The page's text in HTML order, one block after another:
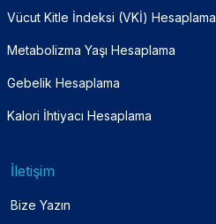
Vücut Kitle İndeksi (VKİ) Hesaplama
Metabolizma Yaşı Hesaplama
Gebelik Hesaplama
Kalori İhtiyacı Hesaplama
İletişim
Bize Yazın